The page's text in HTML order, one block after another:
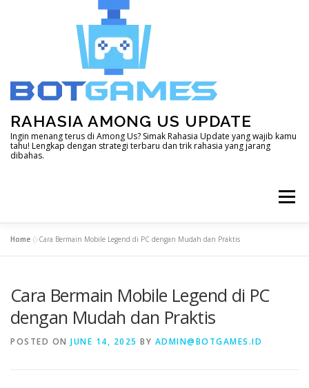
RAHASIA AMONG US UPDATE
Ingin menang terus di Among Us? Simak Rahasia Update yang wajib kamu
tahu! Lengkap dengan strategi terbaru dan trik rahasia yang jarang
dibahas.
Menu
LAIN – LAIN MINECRAFT MOBILE LEGEND
Home »Cara Bermain Mobile Legend di PC dengan Mudah dan Praktis
Cara Bermain Mobile Legend di PC
dengan Mudah dan Praktis
POSTED ON JUNE 14, 2025 BY ADMIN@BOTGAMES.ID